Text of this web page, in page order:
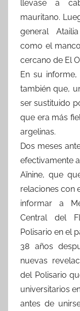
llevase a
mauritano.
general
como el
cercano de El
En su informe,
también que,
ser sustituido
que era más
argelinas.
Dos meses
efectivamente
Aïnine, que
relaciones con
informar a
Central del
Polisario en el
38 años
nuevas
del Polisario
universitarios
antes de